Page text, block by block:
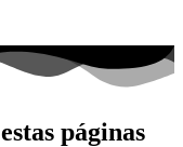
páginas